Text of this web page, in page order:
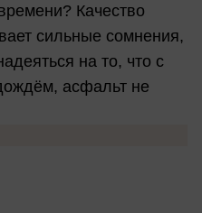
Качество
сильные сомнения,
на то, что с
асфальт не